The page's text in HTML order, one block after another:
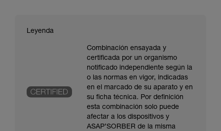
Leyenda
Combinación ensayada y
certificada por un organismo
notificado independiente según la
o las normas en vigor, indicadas
en el marcado de su aparato y en
su ficha técnica. Por definición
esta combinación solo puede
afectar a los dispositivos y
ASAP’SORBER de la misma